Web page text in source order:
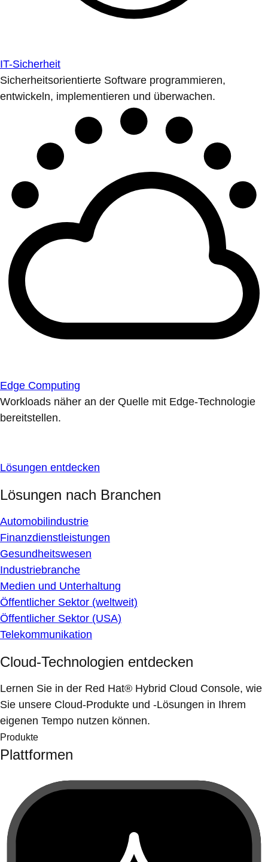
IT-Sicherheit
Sicherheitsorientierte Software programmieren,
entwickeln, implementieren und überwachen.
Edge Computing
Workloads näher an der Quelle mit Edge-Technologie
bereitstellen.
Lösungen entdecken
Lösungen nach Branchen
Automobilindustrie
Finanzdienstleistungen
Gesundheitswesen
Industriebranche
Medien und Unterhaltung
Öffentlicher Sektor (weltweit)
Öffentlicher Sektor (USA)
Telekommunikation
Cloud-Technologien entdecken
Lernen Sie in der Red Hat® Hybrid Cloud Console, wie
Sie unsere Cloud-Produkte und -Lösungen in Ihrem
eigenen Tempo nutzen können.
Produkte
Plattformen